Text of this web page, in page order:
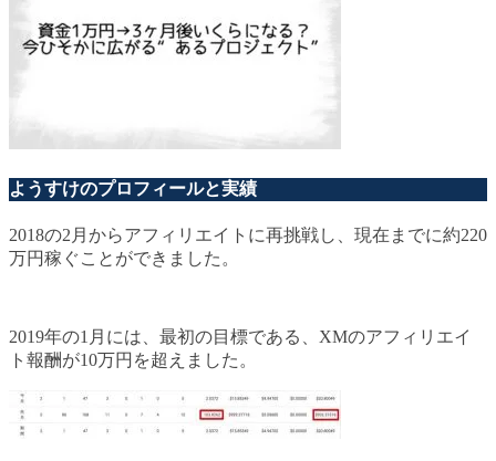
ようすけのプロフィールと実績
2018の2月からアフィリエイトに再挑戦し、現在までに約220
万円稼ぐことができました。
2019年の1月には、最初の目標である、XMのアフィリエイ
ト報酬が10万円を超えました。